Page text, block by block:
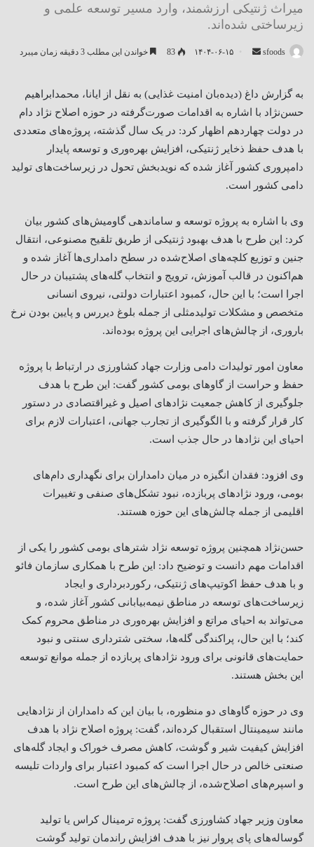
میراث ژنتیکی ارزشمند، وارد مسیر توسعه علمی و
زیرساختی شده‌اند.
sfoods
ارسال۱۴۰۴-۰۶-۱۵ 83 خواندن این مطلب 3 دقیقه زمان میبرد
به گزارش داغ (دیده‌بان امنیت غذایی) به نقل از ایانا، محمدابراهیم
حسن‌نژاد با اشاره به اقدامات صورت‌گرفته در حوزه اصلاح نژاد دام
در دولت چهاردهم اظهار کرد: در یک سال گذشته، پروژه‌های متعددی
با هدف حفظ ذخایر ژنتیکی، افزایش بهره‌وری و توسعه پایدار
دامپروری کشور آغاز شده‌ که نویدبخش تحول در زیرساخت‌های تولید
دامی کشور است.
وی با اشاره به پروژه توسعه و ساماندهی گاومیش‌های کشور بیان
کرد: این طرح با هدف بهبود ژنتیکی از طریق تلقیح مصنوعی، انتقال
جنین و توزیع کلچه‌های اصلاح‌شده در سطح دامداری‌ها آغاز شده و
هم‌اکنون در قالب آموزش، ترویج و انتخاب گله‌های پشتیبان در حال
اجرا است؛ با این حال، کمبود اعتبارات دولتی، نیروی انسانی
متخصص و مشکلات تولیدمثلی از جمله بلوغ دیررس و پایین بودن نرخ
باروری، از چالش‌های اجرایی این پروژه بوده‌اند.
معاون امور تولیدات دامی وزارت جهاد کشاورزی در ارتباط با پروژه
حفظ و حراست از گاوهای بومی کشور گفت: این طرح با هدف
جلوگیری از کاهش جمعیت نژادهای اصیل و غیراقتصادی در دستور
کار قرار گرفته و با الگوگیری از تجارب جهانی، اعتبارات لازم برای
احیای این نژادها در حال جذب است.
وی افزود: فقدان انگیزه در میان دامداران برای نگهداری دام‌های
بومی، ورود نژادهای پربازده، نبود تشکل‌های صنفی و تغییرات
اقلیمی از جمله چالش‌های این حوزه هستند.
حسن‌نژاد همچنین پروژه توسعه نژاد شترهای بومی کشور را یکی از
اقدامات مهم دانست و توضیح داد: این طرح با همکاری سازمان فائو
و با هدف حفظ اکوتیپ‌های ژنتیکی، رکوردبرداری و ایجاد
زیرساخت‌های توسعه در مناطق نیمه‌بیابانی کشور آغاز شده، و
می‌تواند به احیای مراتع و افزایش بهره‌وری در مناطق محروم کمک
کند؛ با این حال، پراکندگی گله‌ها، سختی شترداری سنتی و نبود
حمایت‌های قانونی برای ورود نژادهای پربازده از جمله موانع توسعه
این بخش هستند.
وی در حوزه گاوهای دو منظوره، با بیان این که دامداران از نژادهایی
مانند سیمینتال استقبال کرده‌اند، گفت: پروژه اصلاح نژاد با هدف
افزایش کیفیت شیر و گوشت، کاهش مصرف خوراک و ایجاد گله‌های
صنعتی خالص در حال اجرا است که کمبود اعتبار برای واردات تلیسه
و اسپرم‌های اصلاح‌شده، از چالش‌های این طرح است.
معاون وزیر جهاد کشاورزی گفت: پروژه ترمینال کراس یا تولید
گوساله‌های پای پروار نیز با هدف افزایش راندمان تولید گوشت